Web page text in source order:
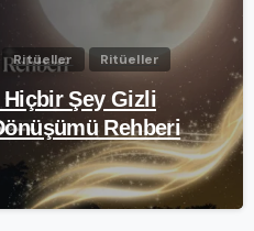
Ritüeller Ritüeller
Hiçbir Şey Gizli
Rehberi